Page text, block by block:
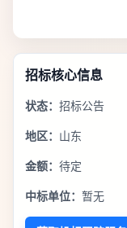
招标核心信息
状态： 招标公告
地区： 山东
金额： 待定
中标单位： 暂无